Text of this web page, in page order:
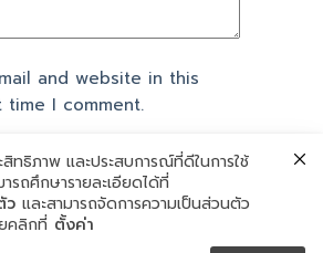
and website in this
I comment.
ทธิภาพ และประสบการณ์ที่ดีในการใช้
ถศึกษารายละเอียดได้ที่
ว และสามารถจัดการความเป็นส่วนตัว
คลิกที่ ตั้งค่า